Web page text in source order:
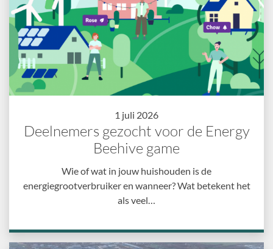
1 juli 2026
Deelnemers gezocht voor de Energy
Beehive game
Wie of wat in jouw huishouden is de
energiegrootverbruiker en wanneer? Wat betekent het
als veel…